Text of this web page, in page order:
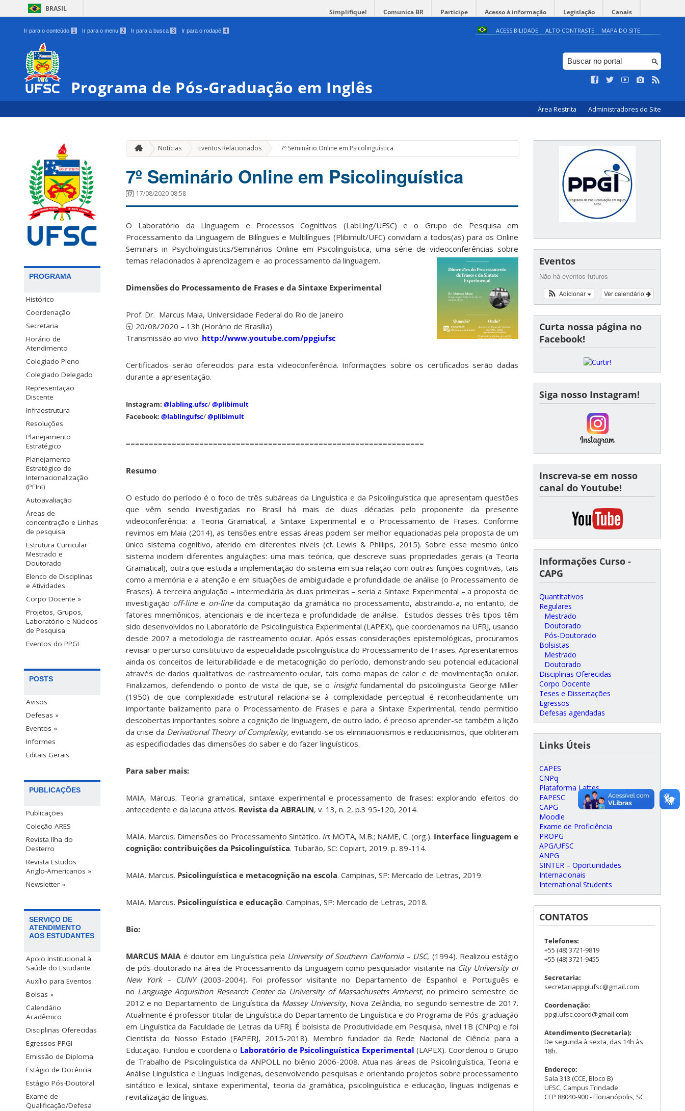
BRASIL Simplifique! Comunica BR Participe Acesso à informação Legislação Canais
Ir para o conteúdo 1 Ir para o menu 2 Ir para a busca 3 Ir para o rodapé 4 ACESSIBILIDADE ALTO CONTRASTE MAPA DO SITE
Programa de Pós-Graduação em Inglês
Área Restrita Administradores do Site
PROGRAMA
Histórico
Coordenação
Secretaria
Horário de
Atendimento
Colegiado Pleno
Colegiado Delegado
Representação
Discente
Infraestrutura
Resoluções
Planejamento
Estratégico
Planejamento
Estratégico de
Internacionalização
(PEInt)
Autoavaliação
Áreas de
concentração e Linhas
de pesquisa
Estrutura Curricular
Mestrado e
Doutorado
Elenco de Disciplinas
e Atividades
Corpo Docente »
Projetos, Grupos,
Laboratório e Núcleos
de Pesquisa
Eventos do PPGI
POSTS
Avisos
Defesas »
Eventos »
Informes
Editais Gerais
PUBLICAÇÕES
Publicações
Coleção ARES
Revista Ilha do
Desterro
Revista Estudos
Anglo-Americanos »
Newsletter »
SERVIÇO DE
ATENDIMENTO
AOS ESTUDANTES
Apoio Institucional à
Saúde do Estudante
Auxílio para Eventos
Bolsas »
Calendário
Acadêmico
Disciplinas Oferecidas
Egressos PPGI
Emissão de Diploma
Estágio de Docência
Estágio Pós-Doutoral
Exame de
Qualificação/Defesa
Notícias Eventos Relacionados » 7º Seminário Online em Psicolinguística
7º Seminário Online em Psicolinguística
17/08/2020 08:58
O Laboratório da Linguagem e Processos Cognitivos (LabLing/UFSC) e o Grupo de Pesquisa em
Processamento da Linguagem de Bilíngues e Multilíngues (Plibimult/UFC) convidam a todos(as) para os Online
Seminars in Psycholinguistics/Seminários Online em Psicolinguística, uma série de videoconferências sobre
temas relacionados à aprendizagem e ao processamento da linguagem.
Dimensões do Processamento de Frases e da Sintaxe Experimental
Prof. Dr. Marcus Maia, Universidade Federal do Rio de Janeiro
🕤 20/08/2020 – 13h (Horário de Brasília)
Transmissão ao vivo: http://www.youtube.com/ppgiufsc
Certificados serão oferecidos para esta videoconferência. Informações sobre os certificados serão dadas
durante a apresentação.
Instagram: @labling.ufsc/@plibimult
Facebook: @lablingufsc/@plibimult
=================================================================
Resumo
O estudo do período é o foco de três subáreas da Linguística e da Psicolinguística que apresentam questões
que vêm sendo investigadas no Brasil há mais de duas décadas pelo proponente da presente
videoconferência: a Teoria Gramatical, a Sintaxe Experimental e o Processamento de Frases. Conforme
revimos em Maia (2014), as tensões entre essas áreas podem ser melhor equacionadas pela proposta de um
único sistema cognitivo, aferido em diferentes níveis (cf. Lewis & Phillips, 2015). Sobre esse mesmo único
sistema incidem diferentes angulações: uma mais teórica, que descreve suas propriedades gerais (a Teoria
Gramatical), outra que estuda a implementação do sistema em sua relação com outras funções cognitivas, tais
como a memória e a atenção e em situações de ambiguidade e profundidade de análise (o Processamento de
Frases). A terceira angulação – intermediária às duas primeiras – seria a Sintaxe Experimental – a proposta de
investigação off-linee on-lineda computação da gramática no processamento, abstraindo-a, no entanto, de
fatores mnemônicos, atencionais e de incerteza e profundidade de análise. Estudos desses três tipos têm
sido desenvolvidos no Laboratório de Psicolinguística Experimental (LAPEX), que coordenamos na UFRJ, usando
desde 2007 a metodologia de rastreamento ocular. Após essas considerações epistemológicas, procuramos
revisar o percurso constitutivo da especialidade psicolinguística do Processamento de Frases. Apresentaremos
ainda os conceitos de leiturabilidade e de metacognição do período, demonstrando seu potencial educacional
através de dados qualitativos de rastreamento ocular, tais como mapas de calor e de movimentação ocular.
Finalizamos, defendendo o ponto de vista de que, se o insightfundamental do psicolinguista George Miller
(1950) de que complexidade estrutural relaciona-se à complexidade perceptual é reconhecidamente um
importante balizamento para o Processamento de Frases e para a Sintaxe Experimental, tendo permitido
descobertas importantes sobre a cognição de linguagem, de outro lado, é preciso aprender-se também a lição
da crise da Derivational Theory of Complexity, evitando-se os eliminacionismos e reducionismos, que obliteram
as especificidades das dimensões do saber e do fazer linguísticos.
Para saber mais:
MAIA, Marcus. Teoria gramatical, sintaxe experimental e processamento de frases: explorando efeitos do
antecedente e da lacuna ativos. Revista da ABRALIN, v. 13, n. 2, p.3 95-120, 2014.
MAIA, Marcus. Dimensões do Processamento Sintático. In: MOTA, M.B.; NAME, C. (org.). Interface linguagem e
cognição: contribuições da Psicolinguística. Tubarão, SC: Copiart, 2019. p. 89-114.
MAIA, Marcus. Psicolinguística e metacognição na escola. Campinas, SP: Mercado de Letras, 2019.
MAIA, Marcus. Psicolinguística e educação. Campinas, SP: Mercado de Letras, 2018.
Bio:
MARCUS MAIAé doutor em Linguística pela University of Southern California– USC, (1994). Realizou estágio
de pós-doutorado na área de Processamento da Linguagem como pesquisador visitante na City University of
New York– CUNY(2003-2004). Foi professor visitante no Departamento de Espanhol e Português e
no Language Acquisition Research Centerda University of Massachusetts Amherst, no primeiro semestre de
2012 e no Departamento de Linguística da Massey University, Nova Zelândia, no segundo semestre de 2017.
Atualmente é professor titular de Linguística do Departamento de Linguística e do Programa de Pós-graduação
em Linguística da Faculdade de Letras da UFRJ. É bolsista de Produtividade em Pesquisa, nível 1B (CNPq) e foi
Cientista do Nosso Estado (FAPERJ, 2015-2018). Membro fundador da Rede Nacional de Ciência para a
Educação. Fundou e coordena o Laboratório de Psicolinguística Experimental (LAPEX). Coordenou o Grupo
de Trabalho de Psicolinguística da ANPOLL no biênio 2006-2008. Atua nas áreas de Psicolinguística, Teoria e
Análise Linguística e Línguas Indígenas, desenvolvendo pesquisas e orientando projetos sobre processamento
sintático e lexical, sintaxe experimental, teoria da gramática, psicolinguística e educação, línguas indígenas e
revitalização de línguas.
Eventos
Não há eventos futuros
Ver calendário
Adicionar
Curta nossa página no
Facebook!
Siga nosso Instagram!
Inscreva-se em nosso
canal do Youtube!
Informações Curso -
CAPG
Quantitativos
Regulares
Mestrado
Doutorado
Pós-Doutorado
Bolsistas
Mestrado
Doutorado
Disciplinas Oferecidas
Corpo Docente
Teses e Dissertações
Egressos
Defesas agendadas
Links Úteis
CAPES
CNPq
Plataforma Lattes
FAPESC
CAPG
Moodle
Exame de Proficiência
PROPG
APG/UFSC
ANPG
SINTER – Oportunidades
Internacionais
International Students
CONTATOS
Telefones:
+55 (48) 3721-9819
+55 (48) 3721-9455
Secretaria:
secretariappgiufsc@gmail.com
Coordenação:
ppgi.ufsc.coord@gmail.com
Atendimento (Secretaria):
De segunda à sexta, das 14h às
18h.
Endereço:
Sala 313 (CCE, Bloco B)
UFSC, Campus Trindade
CEP 88040-900 - Florianópolis, SC.